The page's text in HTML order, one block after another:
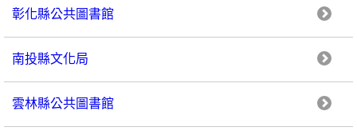
彰化縣公共圖書館
南投縣文化局
雲林縣公共圖書館